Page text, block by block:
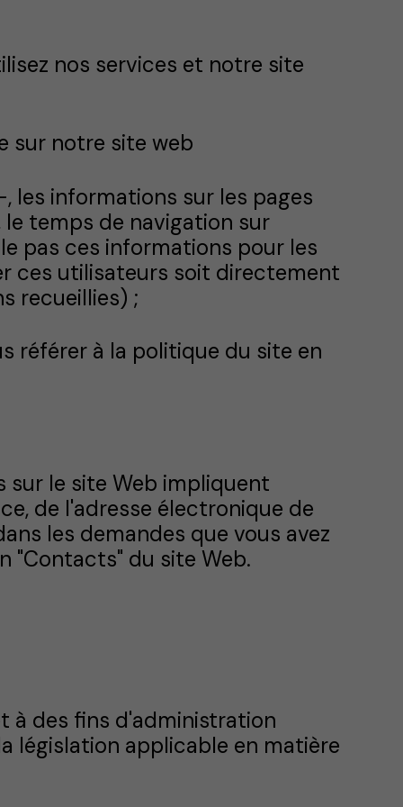
nos services et notre site
sur notre site web
les informations sur les pages
temps de navigation sur
pas ces informations pour les
ces utilisateurs soit directement
recueillies) ;
référer à la politique du site en
le site Web impliquent
de l'adresse électronique de
les demandes que vous avez
"Contacts" du site Web.
à des fins d'administration
législation applicable en matière